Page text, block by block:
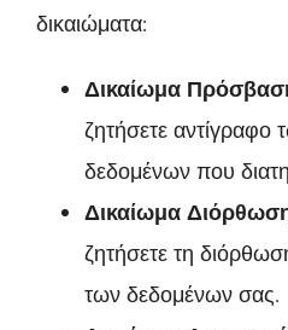
δικαιώματα:
Δικαίωμα
ζητήσετε
δεδομένων που
Δικαίωμα
ζητήσετε τη
των δεδομένων σας.